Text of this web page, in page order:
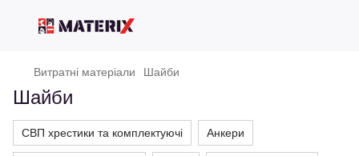
Витратні матеріали Шайби
Шайби
СВП хрестики та комплектуючі Анкери